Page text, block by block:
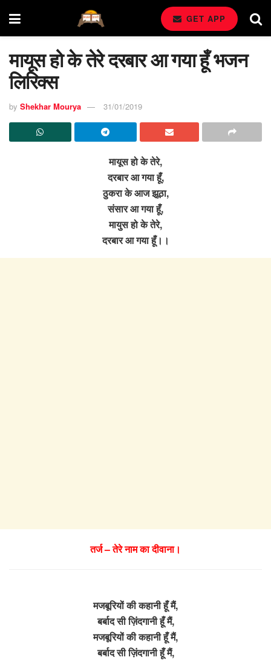
GET APP
मायूस हो के तेरे दरबार आ गया हूँ भजन
लिरिक्स
by Shekhar Mourya 31/01/2019
मायूस हो के तेरे,
दरबार आ गया हूँ,
ठुकरा के आज झूठा,
संसार आ गया हूँ,
मायुस हो के तेरे,
दरबार आ गया हूँ।।
तर्ज – तेरे नाम का दीवाना।
मजबूरियों की कहानी हूँ मैं,
बर्बाद सी ज़िंदगानी हूँ मैं,
मजबूरियों की कहानी हूँ मैं,
बर्बाद सी ज़िंदगानी हूँ मैं,